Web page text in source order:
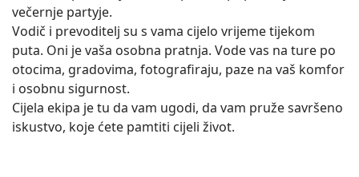
večernje partyje.
Vodič i prevoditelj su s vama cijelo vrijeme tijekom
puta. Oni je vaša osobna pratnja. Vode vas na ture po
otocima, gradovima, fotografiraju, paze na vaš komfor
i osobnu sigurnost.
Cijela ekipa je tu da vam ugodi, da vam pruže savršeno
iskustvo, koje ćete pamtiti cijeli život.